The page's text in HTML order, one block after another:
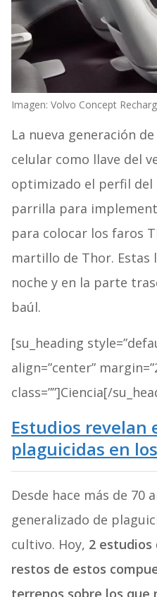
Imagen: Volvo Concept
La nueva generación
celular como llave del
optimizado el perfil del
parrilla para
para colocar los faros
martillo de Thor. Estas
noche y en la parte
baúl.
[su_heading
align=”center”
class=””]Ciencia[/
Estudios revelan
plaguicidas en
Desde hace más de 70
generalizado de
cultivo. Hoy, 2
restos de estos
terrenos sobre los que